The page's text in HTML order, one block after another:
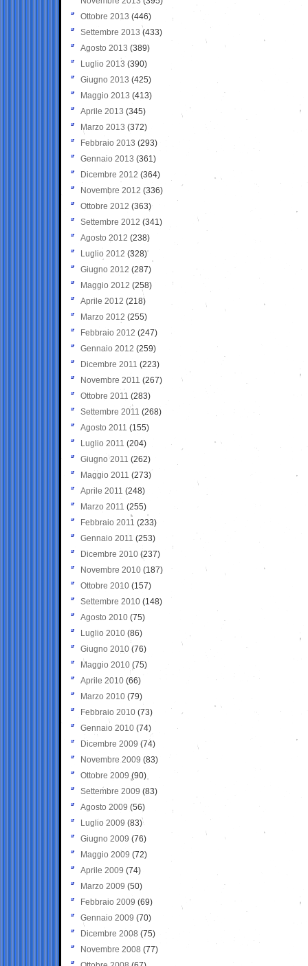
Ottobre 2013 (446)
Settembre 2013 (433)
Agosto 2013 (389)
Luglio 2013 (390)
Giugno 2013 (425)
Maggio 2013 (413)
Aprile 2013 (345)
Marzo 2013 (372)
Febbraio 2013 (293)
Gennaio 2013 (361)
Dicembre 2012 (364)
Novembre 2012 (336)
Ottobre 2012 (363)
Settembre 2012 (341)
Agosto 2012 (238)
Luglio 2012 (328)
Giugno 2012 (287)
Maggio 2012 (258)
Aprile 2012 (218)
Marzo 2012 (255)
Febbraio 2012 (247)
Gennaio 2012 (259)
Dicembre 2011 (223)
Novembre 2011 (267)
Ottobre 2011 (283)
Settembre 2011 (268)
Agosto 2011 (155)
Luglio 2011 (204)
Giugno 2011 (262)
Maggio 2011 (273)
Aprile 2011 (248)
Marzo 2011 (255)
Febbraio 2011 (233)
Gennaio 2011 (253)
Dicembre 2010 (237)
Novembre 2010 (187)
Ottobre 2010 (157)
Settembre 2010 (148)
Agosto 2010 (75)
Luglio 2010 (86)
Giugno 2010 (76)
Maggio 2010 (75)
Aprile 2010 (66)
Marzo 2010 (79)
Febbraio 2010 (73)
Gennaio 2010 (74)
Dicembre 2009 (74)
Novembre 2009 (83)
Ottobre 2009 (90)
Settembre 2009 (83)
Agosto 2009 (56)
Luglio 2009 (83)
Giugno 2009 (76)
Maggio 2009 (72)
Aprile 2009 (74)
Marzo 2009 (50)
Febbraio 2009 (69)
Gennaio 2009 (70)
Dicembre 2008 (75)
Novembre 2008 (77)